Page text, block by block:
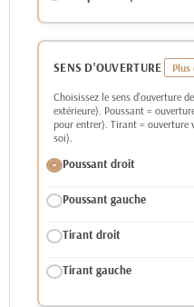
SENS D'OUVERTURE
Choisissez le sens d'ouverture
extérieure). Poussant =
pour entrer). Tirant = ouverture
soi).
Poussant droit
Poussant gauche
Tirant droit
Tirant gauche